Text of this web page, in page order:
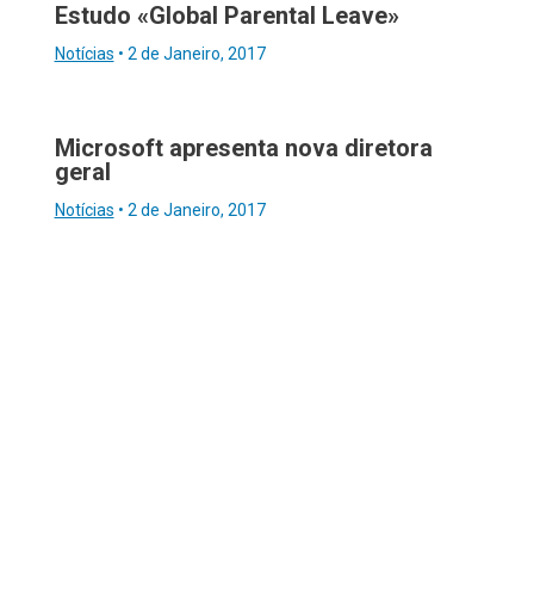
Estudo «Global Parental Leave»
Notícias • 2 de Janeiro, 2017
Microsoft apresenta nova diretora
geral
Notícias • 2 de Janeiro, 2017